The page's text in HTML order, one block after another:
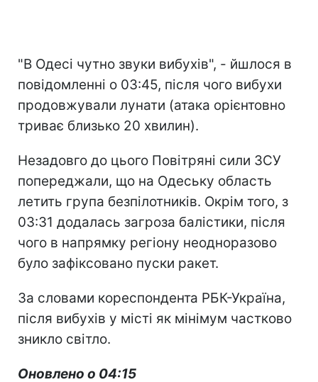
"В Одесі чутно звуки вибухів", - йшлося в
повідомленні о 03:45, після чого вибухи
продовжували лунати (атака орієнтовно
триває близько 20 хвилин).
Незадовго до цього Повітряні сили ЗСУ
попереджали, що на Одеську область
летить група безпілотників. Окрім того, з
03:31 додалась загроза балістики, після
чого в напрямку регіону неодноразово
було зафіксовано пуски ракет.
За словами кореспондента РБК-Україна,
після вибухів у місті як мінімум частково
зникло світло.
Оновлено о 04:15